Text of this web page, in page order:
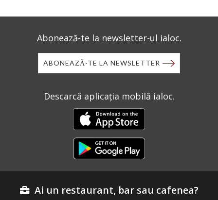
Abonează-te la newsletter-ul ialoc.
ABONEAZĂ-TE LA NEWSLETTER
Descarcă aplicația mobilă ialoc.
Ai un restaurant, bar sau cafenea?